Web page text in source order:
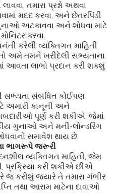
તમારા પ્રશ્નો અથવા
મદદ કરવા, અને છેતરપિંડી
અટકાવવા અને શોધવા માટે
કરવા.
કરેલી વ્યક્તિગત માહિતી
તો અમે તમને ખરીદેલી સભ્યતાના
આવતા લાભો પ્રદાન કરી શકશું
સભ્યતા સંબંધિત કોઈપણ
અમારી કાનૂની અને
પૂર્ણ કરી શકીએ, જેમાં
ગુનાઓ અને મની-લોન્ડરિંગ
સમાવેશ થાય છે.
ભાગરૂપે જરૂરી
વ્યક્તિગત માહિતી, જેમ
પ્રક્રિયા કરી શકીએ છીએ
કરીશું જ્યારે તે તમારા ગંભીર
તથા આરામ માટેના દાવાઓ